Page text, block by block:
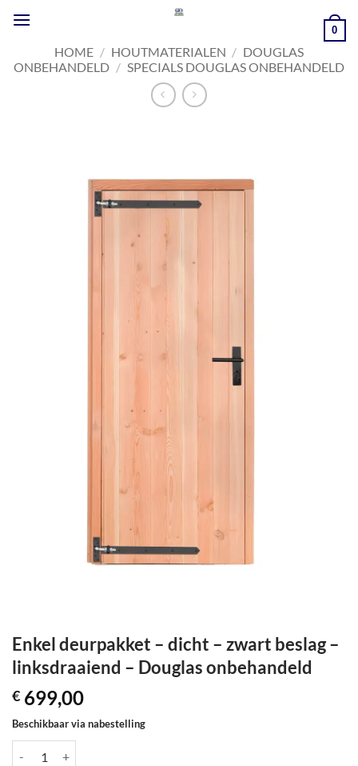
naar
0
HOME / HOUTMATERIALEN / DOUGLAS
ONBEHANDELD / SPECIALS DOUGLAS ONBEHANDELD
Enkel deurpakket – dicht – zwart beslag –
linksdraaiend – Douglas onbehandeld
€ 699,00
Beschikbaar via nabestelling